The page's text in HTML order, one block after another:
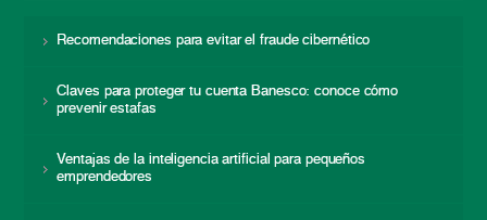
Recomendaciones para evitar el fraude cibernético
Claves para proteger tu cuenta Banesco: conoce cómo
prevenir estafas
Ventajas de la inteligencia artificial para pequeños
emprendedores